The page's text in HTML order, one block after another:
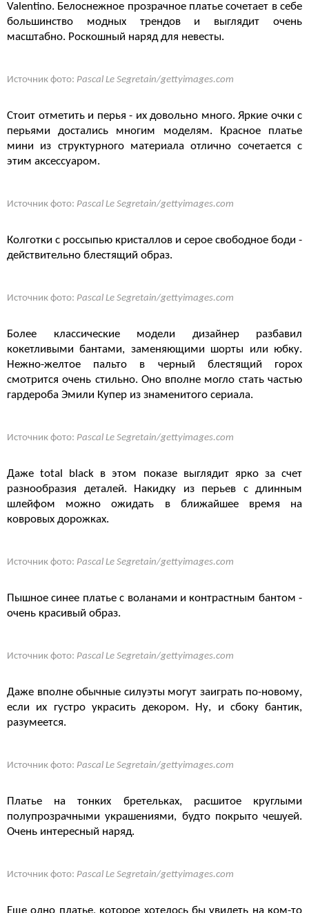
Valentino. Белоснежное прозрачное платье сочетает в себе
большинство модных трендов и выглядит очень
масштабно. Роскошный наряд для невесты.
Источник фото: Pascal Le Segretain/gettyimages.com
Стоит отметить и перья - их довольно много. Яркие очки с
перьями достались многим моделям. Красное платье
мини из структурного материала отлично сочетается с
этим аксессуаром.
Источник фото: Pascal Le Segretain/gettyimages.com
Колготки с россыпью кристаллов и серое свободное боди -
действительно блестящий образ.
Источник фото: Pascal Le Segretain/gettyimages.com
Более классические модели дизайнер разбавил
кокетливыми бантами, заменяющими шорты или юбку.
Нежно-желтое пальто в черный блестящий горох
смотрится очень стильно. Оно вполне могло стать частью
гардероба Эмили Купер из знаменитого сериала.
Источник фото: Pascal Le Segretain/gettyimages.com
Даже total black в этом показе выглядит ярко за счет
разнообразия деталей. Накидку из перьев с длинным
шлейфом можно ожидать в ближайшее время на
ковровых дорожках.
Источник фото: Pascal Le Segretain/gettyimages.com
Пышное синее платье с воланами и контрастным бантом -
очень красивый образ.
Источник фото: Pascal Le Segretain/gettyimages.com
Даже вполне обычные силуэты могут заиграть по-новому,
если их густро украсить декором. Ну, и сбоку бантик,
разумеется.
Источник фото: Pascal Le Segretain/gettyimages.com
Платье на тонких бретельках, расшитое круглыми
полупрозрачными украшениями, будто покрыто чешуей.
Очень интересный наряд.
Источник фото: Pascal Le Segretain/gettyimages.com
Еще одно платье, которое хотелось бы увидеть на ком-то